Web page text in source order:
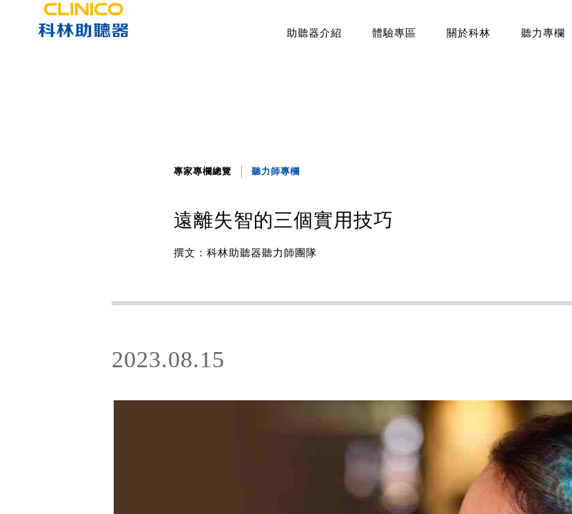
助聽器介紹 體驗專區 關於科林 聽力專欄
專家專欄總覽 聽力師專欄
遠離失智的三個實用技巧
撰文：科林助聽器聽力師團隊
2023.08.15